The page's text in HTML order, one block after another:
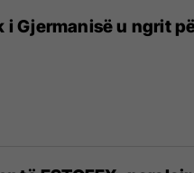
Gjermanisë u ngrit